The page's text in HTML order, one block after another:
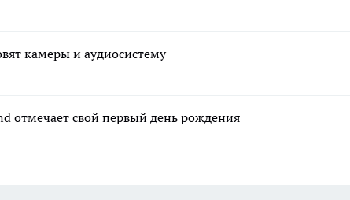
камеры и аудиосистему
отмечает свой первый день рождения